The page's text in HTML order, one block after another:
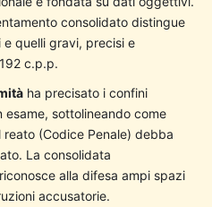
consolidato distingue
quelli gravi, precisi e
c.p.p.
ha precisato i confini
sottolineando come
(Codice Penale) debba
La consolidata
alla difesa ampi spazi
accusatorie.